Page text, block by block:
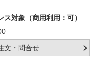
対象（商用利用：可）